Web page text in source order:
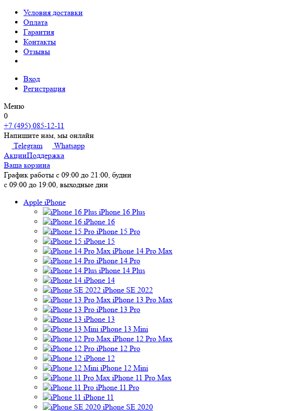
Условия доставки
Оплата
Гарантия
Контакты
Отзывы
Вход
Регистрация
Меню
0
+7 (495) 085-12-11
Напишите нам, мы онлайн
Telegram
Whatsapp
АкцииПоддержка
Ваша корзина
График работы с 09:00 до 21:00, будни
с 09:00 до 19:00, выходные дни
Apple iPhone
iPhone 16 Plus
iPhone 16
iPhone 15 Pro
iPhone 15
iPhone 14 Pro Max
iPhone 14 Pro
iPhone 14 Plus
iPhone 14
iPhone SE 2022
iPhone 13 Pro Max
iPhone 13 Pro
iPhone 13
iPhone 13 Mini
iPhone 12 Pro Max
iPhone 12 Pro
iPhone 12
iPhone 12 Mini
iPhone 11 Pro Max
iPhone 11 Pro
iPhone 11
iPhone SE 2020